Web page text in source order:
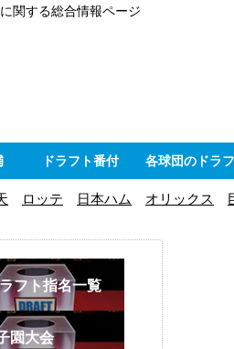
関する総合情報ページ
ドラフト番付 各球団のドラ
ロッテ 日本ハム オリックス
フト指名一覧
園大会